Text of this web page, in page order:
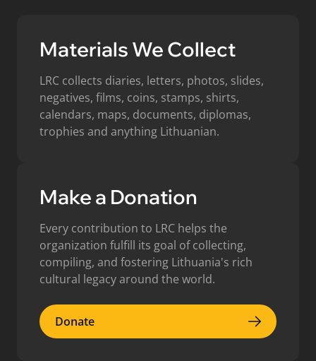
Materials We Collect
LRC collects diaries, letters, photos, slides,
negatives, films, coins, stamps, shirts,
calendars, maps, documents, diplomas,
trophies and anything Lithuanian.
Make a Donation
Every contribution to LRC helps the
organization fulfill its goal of collecting,
compiling, and fostering Lithuania's rich
cultural legacy around the world.
Donate